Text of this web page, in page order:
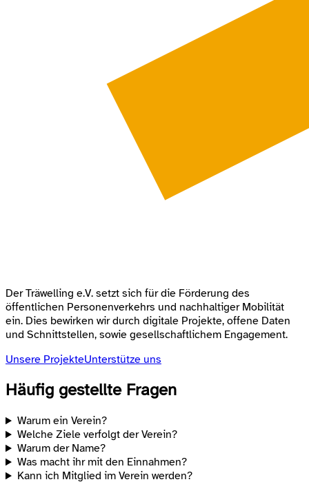
Der Träwelling e.V. setzt sich für die Förderung des
öffentlichen Personenverkehrs und nachhaltiger Mobilität
ein. Dies bewirken wir durch digitale Projekte, offene Daten
und Schnittstellen, sowie gesellschaftlichem Engagement.
Unsere ProjekteUnterstütze uns
Häufig gestellte Fragen
Warum ein Verein?
Welche Ziele verfolgt der Verein?
Warum der Name?
Was macht ihr mit den Einnahmen?
Kann ich Mitglied im Verein werden?